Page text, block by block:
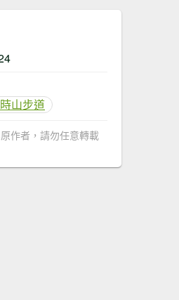
山步道
作者，請勿任意轉載